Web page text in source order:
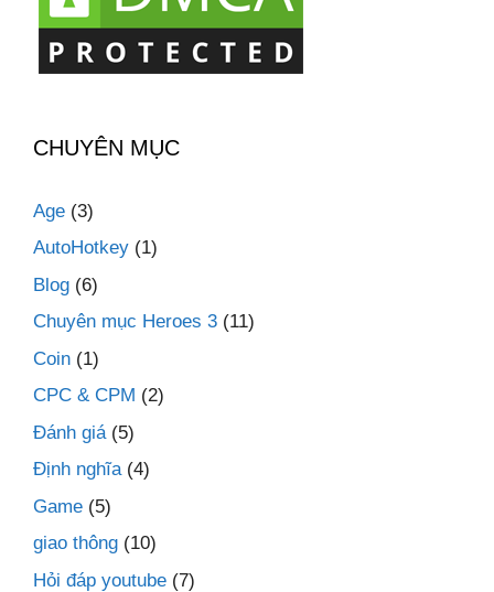
CHUYÊN MỤC
Age (3)
AutoHotkey (1)
Blog (6)
Chuyên mục Heroes 3 (11)
Coin (1)
CPC & CPM (2)
Đánh giá (5)
Định nghĩa(4)
Game (5)
giao thông (10)
Hỏi đáp youtube (7)